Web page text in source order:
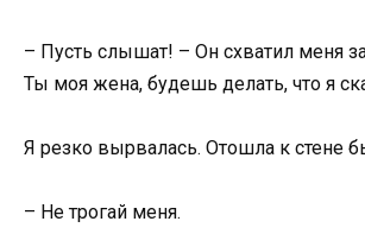
– Пусть слышат! – Он схватил меня
Ты моя жена, будешь делать, что я
Я резко вырвалась. Отошла к стене
– Не трогай меня.